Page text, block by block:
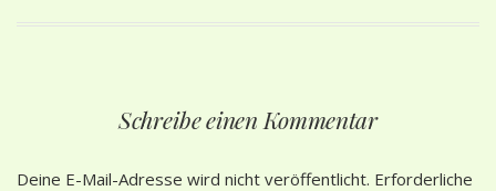
Schreibe einen Kommentar
Deine E-Mail-Adresse wird nicht veröffentlicht. Erforderliche